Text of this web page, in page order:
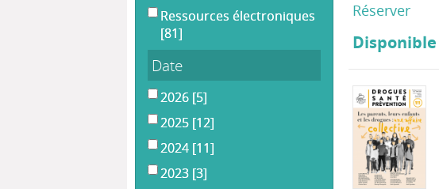
Réserver
Disponible
Ressources électroniques
[81]
Date
2026 [5]
2025 [12]
2024 [11]
2023 [3]